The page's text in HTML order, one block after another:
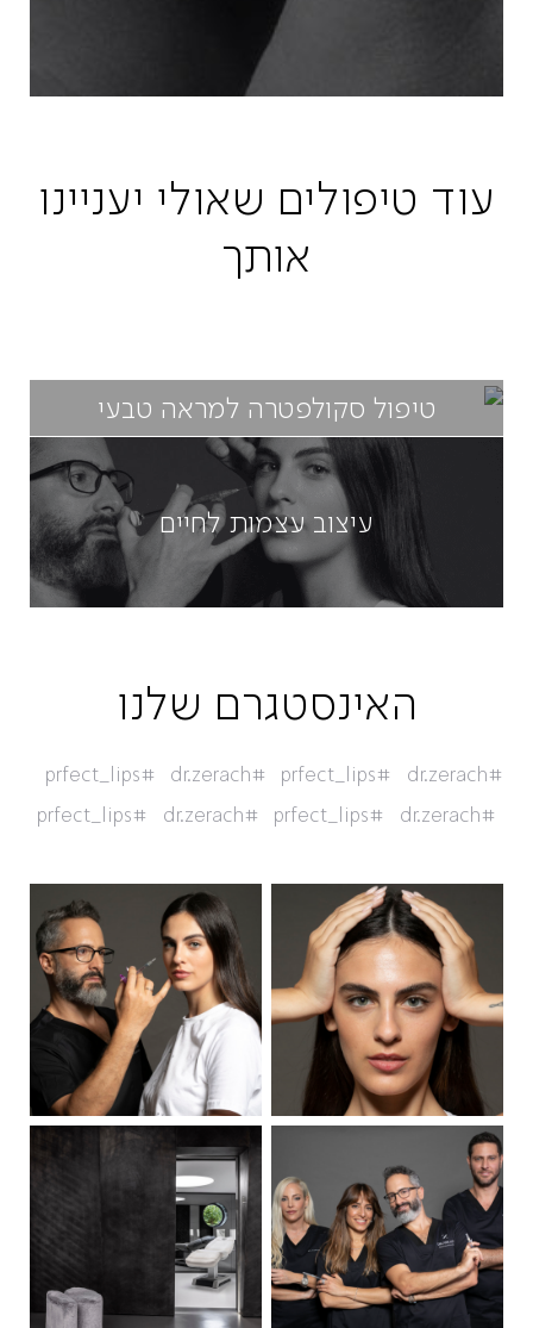
עוד טיפולים שאולי יעניינו
אותך
טיפול סקולפטרה למראה טבעי
עיצוב עצמות לחיים
האינסטגרם שלנו
#dr.zerach
#prfect_lips
#dr.zerach
#prfect_lips
#dr.zerach
#prfect_lips
#dr.zerach
#prfect_lips